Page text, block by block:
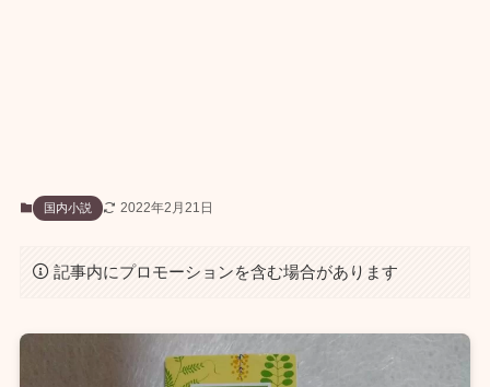
国内小説 2022年2月21日
記事内にプロモーションを含む場合があります